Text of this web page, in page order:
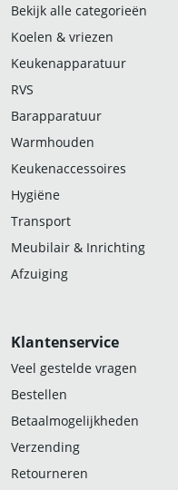
Bekijk alle categorieën
Koelen & vriezen
Keukenapparatuur
RVS
Barapparatuur
Warmhouden
Keukenaccessoires
Hygiëne
Transport
Meubilair & Inrichting
Afzuiging
Klantenservice
Veel gestelde vragen
Bestellen
Betaalmogelijkheden
Verzending
Retourneren